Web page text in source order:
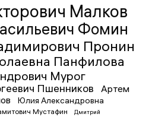
Малков
Фомин
Пронин
Панфилова
Мурог
Пшенников
Артем
Юлия Александровна
Мустафин
Дмитрий